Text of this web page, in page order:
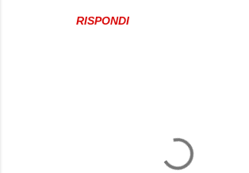
RISPONDI